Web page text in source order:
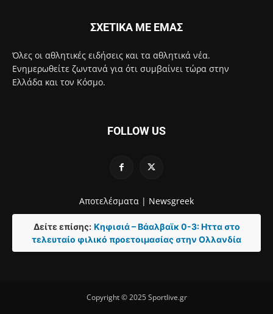
ΣΧΕΤΙΚΑ ΜΕ ΕΜΑΣ
Όλες οι αθλητικές ειδήσεις και τα αθλητικά νέα.
Ενημερωθείτε ζωντανά για ότι συμβαίνει τώρα στην
Ελλάδα και τον Κόσμο.
FOLLOW US
Αποτελέσματα | Newsgreek
Δείτε επίσης: Κηφισιά – Βάαλβαϊκ 0-3: Ηττα στο
τελευταίο φιλικό προετοιμασίας στην Ολλανδία
Copyright © 2025 Sportlive.gr